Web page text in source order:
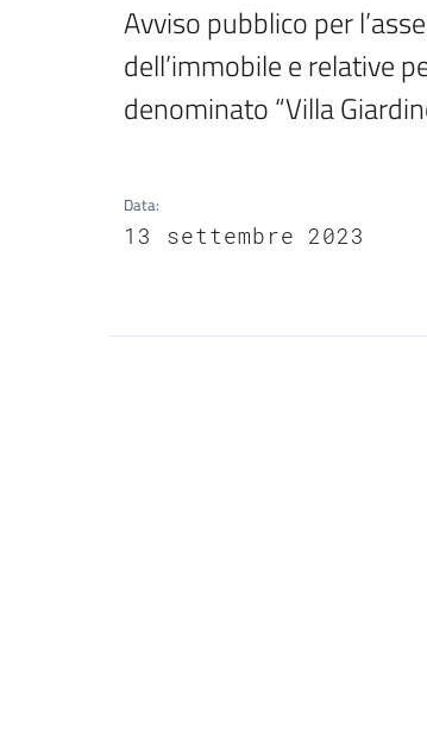
Avviso pubblico per
dell’immobile e relative
denominato “Villa
Data:
13 settembre 2023